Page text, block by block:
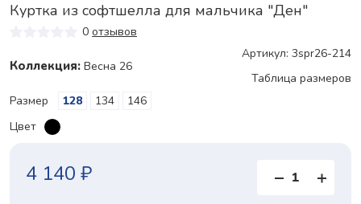
Куртка из софтшелла для мальчика "Ден"
0 отзывов
Коллекция: Весна 26
Артикул: 3spr26-214
Таблица размеров
Размер
128 134
146
Цвет
4 140 ₽